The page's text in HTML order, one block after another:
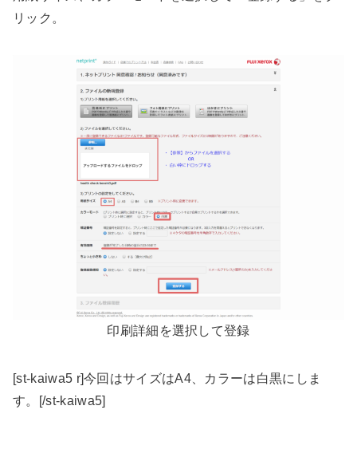
リック。
印刷詳細を選択して登録
[st-kaiwa5 r]今回はサイズはA4、カラーは白黒にしま
す。[/st-kaiwa5]